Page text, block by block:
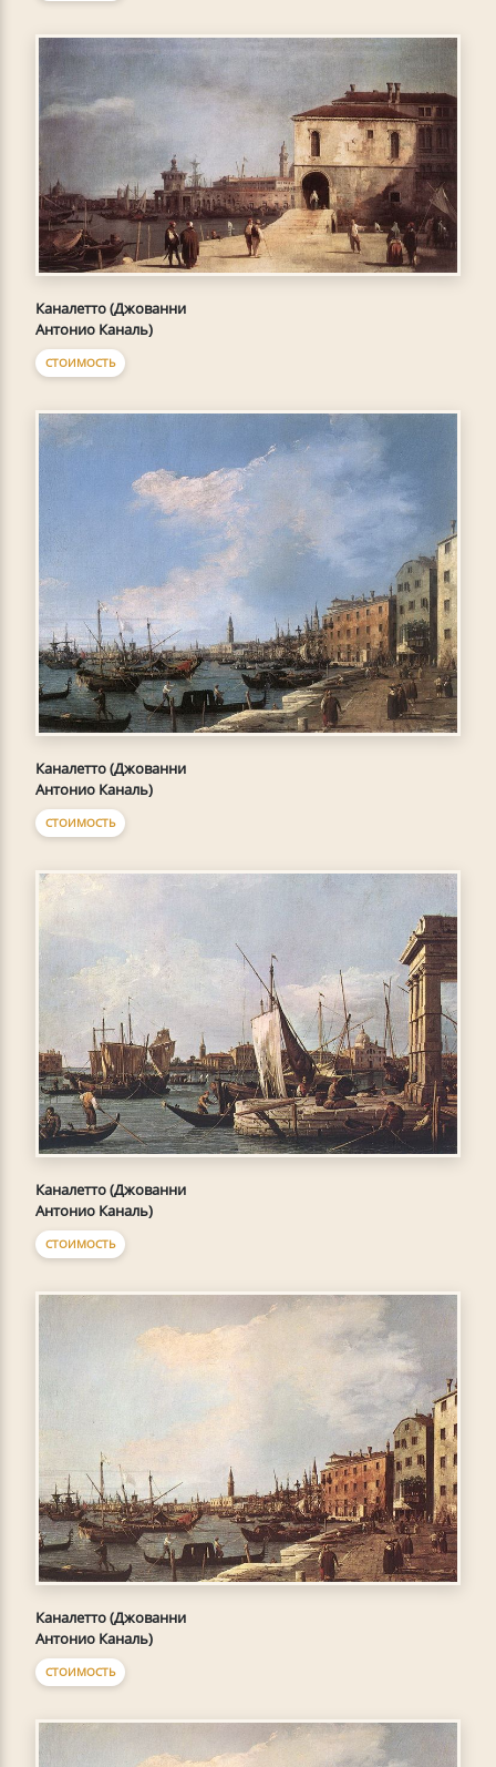
Каналетто (Джованни
Антонио Каналь)
СТОИМОСТЬ
Каналетто (Джованни
Антонио Каналь)
СТОИМОСТЬ
Каналетто (Джованни
Антонио Каналь)
СТОИМОСТЬ
Каналетто (Джованни
Антонио Каналь)
СТОИМОСТЬ